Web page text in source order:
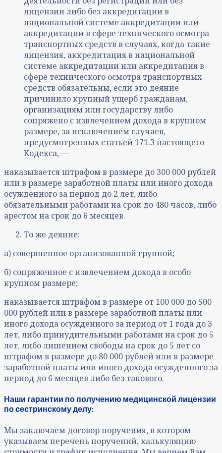
лицензии либо без аккредитации в
национальной системе аккредитации или
аккредитации в сфере технического осмотра
транспортных средств в случаях, когда такие
лицензия, аккредитация в национальной
системе аккредитации или аккредитация в
сфере технического осмотра транспортных
средств обязательны, если это деяние
причинило крупный ущерб гражданам,
организациям или государству либо
сопряжено с извлечением дохода в крупном
размере, за исключением случаев,
предусмотренных статьей 171.3 настоящего
Кодекса, —
наказывается штрафом в размере до 300 000 рублей
или в размере заработной платы или иного дохода
осужденного за период до 2 лет, либо
обязательными работами на срок до 480 часов, либо
арестом на срок до 6 месяцев.
То же деяние:
а) совершенное организованной группой;
б) сопряженное с извлечением дохода в особо
крупном размере;
наказывается штрафом в размере от 100 000 до 500
000 рублей или в размере заработной платы или
иного дохода осужденного за период от 1 года до 3
лет, либо принудительными работами на срок до 5
лет, либо лишением свободы на срок до 5 лет со
штрафом в размере до 80 000 рублей или в размере
заработной платы или иного дохода осужденного за
период до 6 месяцев либо без такового.
Наши гарантии по получению медицинской лицензии
по сестринскому делу:
Мы заключаем договор поручения, в котором
указываем перечень поручений, калькуляцию